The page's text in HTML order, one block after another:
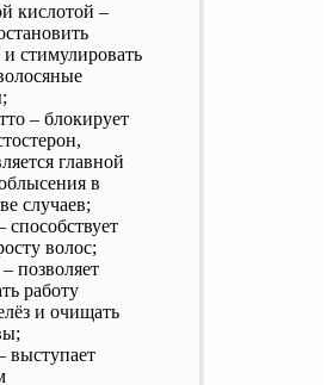
кислотой –
стимулировать
– блокирует
главной
в
случаев;
волос;
позволяет
работу
и очищать
выступает